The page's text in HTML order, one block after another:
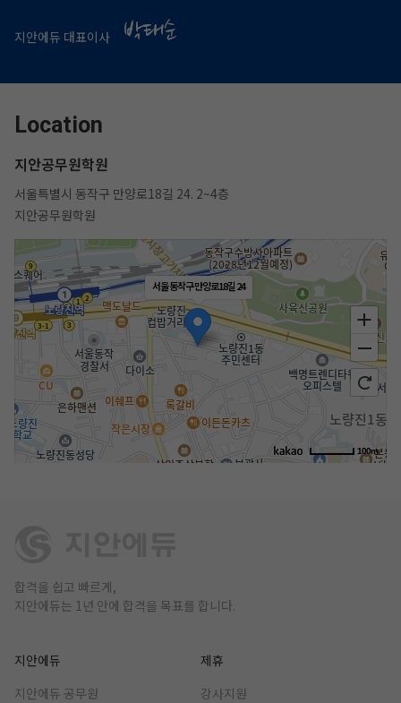
지안에듀 대표이사
Location
지안공무원학원
서울특별시 동작구 만양로18길 24. 2~4층
지안공무원학원
서울 동작구 만양로18길 24
100m
합격을 쉽고 빠르게,
지안에듀는 1년 안에 합격을 목표를 합니다.
지안에듀
지안에듀 공무원
제휴
강사지원